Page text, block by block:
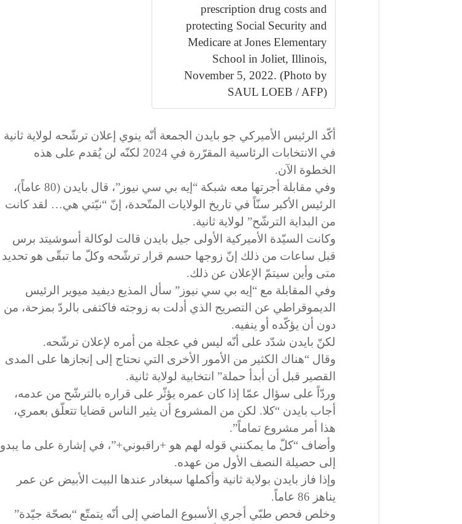
prescription drug costs and
protecting Social Security and
Medicare at Jones Elementary
School in Joliet, Illinois,
November 5, 2022. (Photo by
SAUL LOEB / AFP)
أكّد الرئيس الأميركي جو بايدن الجمعة أنّه ينوي إعلان ترشّحه لولاية ثانية
في الانتخابات الرئاسية المقرّرة في 2024 لكنّه لن يُقدم على هذه
الخطوة الآن.
وفي مقابلة أجرتها معه شبكة “إيه بي سي نيوز”، قال بايدن (80 عاماً)،
الرئيس الأكبر سنّاً في تاريخ الولايات المتّحدة، إنّ “نيّتي هي… لقد كانت
من البداية الترشّح” لولاية ثانية.
وكانت السيّدة الأميركية الأولى جيل بايدن قالت لوكالة أسوشيتد برس
قبل ساعات من ذلك إنّ زوجها حسم قرار ترشّحه وكلّ ما تبقّى هو تحديد
متى وأين سيتمّ الإعلان عن ذلك.
وفي المقابلة مع “إيه بي سي نيوز” سأل المذيع ديفيد ميوير الرئيس
الديموقراطي عن التصريح الذي أدلت به زوجته فاكتفى بالردّ بمزحة، من
دون أن يؤكّده أو ينفيه.
لكنّ بايدن شدّد على أنّه ليس في عجلة من أمره لإعلان ترشّحه.
وقال “هناك الكثير من الأمور الأخرى التي نحتاج إلى إنجازها على المدى
القصير قبل أن أبدأ حملة” انتخابية لولاية ثانية.
وردّاً على سؤال عمّا إذا كان عمره يؤثّر على قراره بالترشّح من عدمه،
أجاب بايدن “كلا. لكن من المشروع أن يثير الناس قضايا تتعلّق بعمري،
هذا أمر مشروع تماماً”.
وأضاف “كلّ ما يمكنني قوله لهم هو +راقبوني+”، في إشارة على ما يبدو
إلى حصيلة النصف الأول من عهده.
وإذا فاز بايدن بولاية ثانية وأكملها سيغادر عندها البيت الأبيض عن عمر
يناهز 86 عاماً.
وخلص فحص طبّي أجري الأسبوع الماضي إلى أنّه يتمتّع “بصحّة جيّدة”